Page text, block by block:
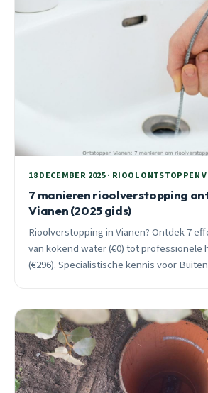
18 DECEMBER 2025 · RIOOL ONTSTOPPEN
7 manieren rioolverstopping
Vianen (2025 gids)
Rioolverstopping in Vianen? Ontdek 7
van kokend water (€0) tot professionele
(€296). Specialistische kennis voor